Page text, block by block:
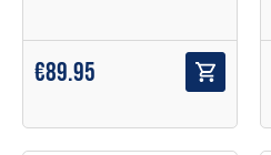
€89.95